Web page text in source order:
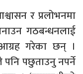
र प्रलोभनमा
गठबन्धनलाई
गरेका छन् ।
पछुताउनु नपर्ने